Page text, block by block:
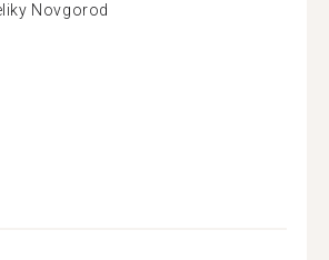
Novgorod